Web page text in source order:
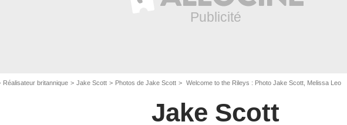
Réalisateur britannique Jake Scott Photos de Jake Scott Welcome to the Rileys : Photo Jake Scott, Melissa Leo
Jake Scott